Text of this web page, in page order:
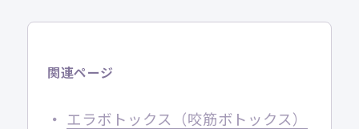
関連ページ
エラボトックス（咬筋ボトックス）